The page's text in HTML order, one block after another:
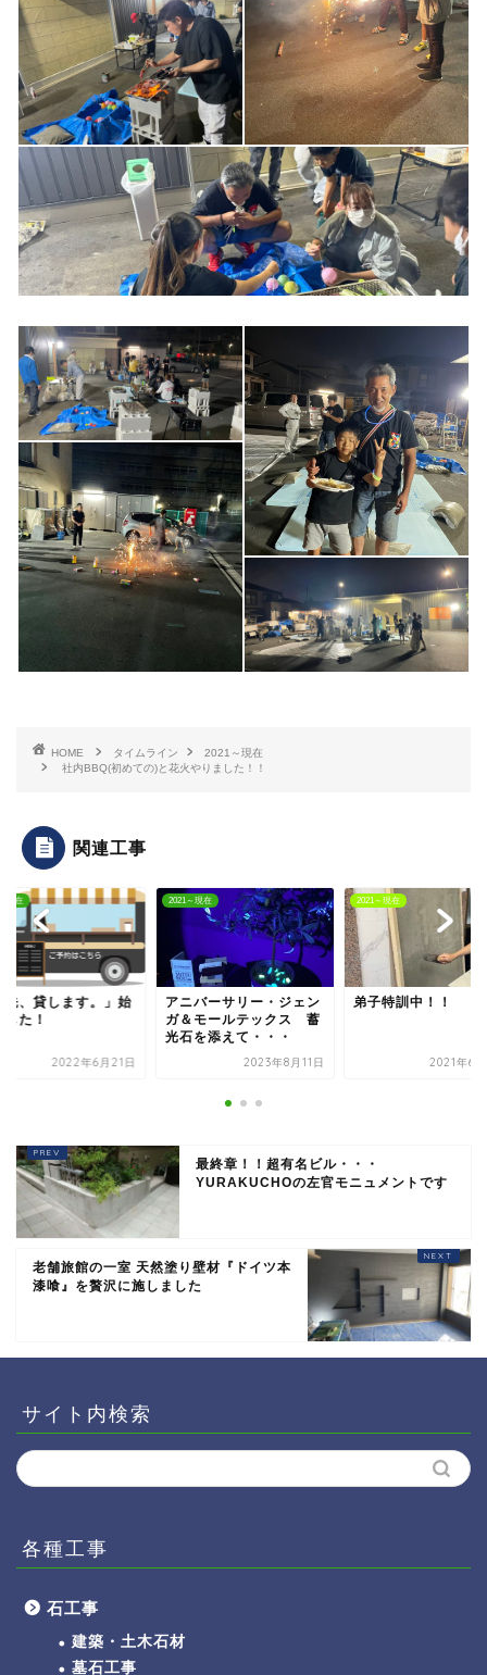
HOME タイムライン
2021～現在
社内BBQ(初めての)と花火やりました！！
関連工事
現在
先、貸します。」始
た！
2022年6月21日
2021～現在
アニバーサリー・ジェン
ガ＆モールテックス 蓄
光石を添えて・・・
2023年8月11日
2021～現在
弟子特訓中！！
2021年6
最終章！！超有名ビル・・・
YURAKUCHOの左官モニュメントです
老舗旅館の一室 天然塗り壁材『ドイツ本
漆喰』を贅沢に施しました
サイト内検索
各種工事
石工事
建築・土木石材
墓石工事